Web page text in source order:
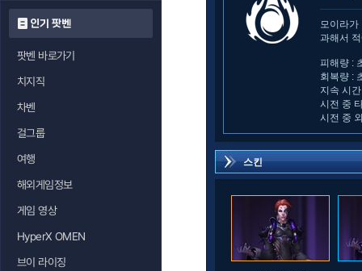
인기 팟벤
팟벤 바로가기
치지직
차벤
걸그룹
여행
해외게임정보
게임 영상
HyperX OMEN
브이 라이징
모이라가
과해서
피해량 :
회복량 :
지속 시
시전 중
시전 중
스킨